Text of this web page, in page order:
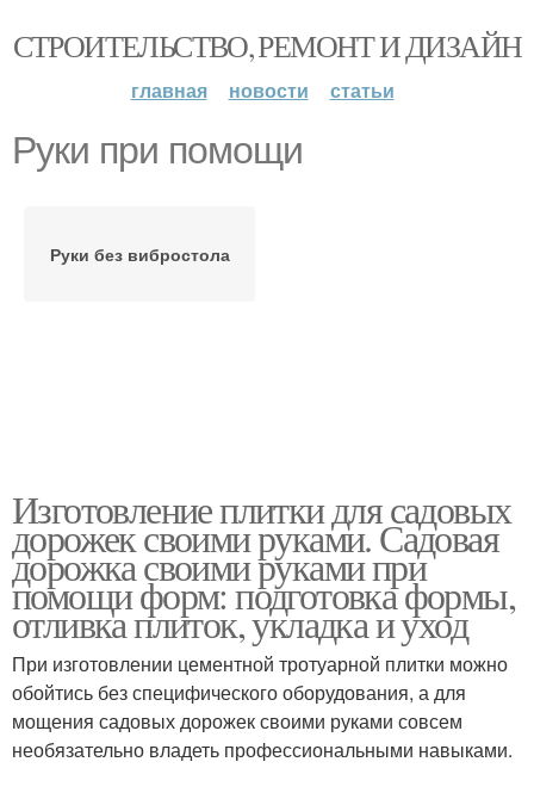
СТРОИТЕЛЬСТВО, РЕМОНТ И ДИЗАЙН
главная новости статьи
Руки при помощи
Руки без вибростола
Изготовление плитки для садовых
дорожек своими руками. Садовая
дорожка своими руками при
помощи форм: подготовка формы,
отливка плиток, укладка и уход
При изготовлении цементной тротуарной плитки можно
обойтись без специфического оборудования, а для
мощения садовых дорожек своими руками совсем
необязательно владеть профессиональными навыками.